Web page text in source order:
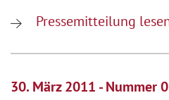
Pressemitteilung
30. März 2011 - Nummer